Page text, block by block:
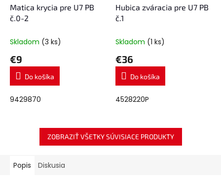
Matica krycia pre U7 PB
č.0-2
Skladom (3 ks)
€9
Do košíka
9429870
Hubica zváracia pre U7 PB
č.1
Skladom (1 ks)
€36
Do košíka
4528220P
ZOBRAZIŤ VŠETKY SÚVISIACE PRODUKTY
Popis Diskusia